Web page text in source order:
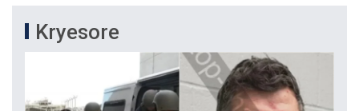
Kryesore